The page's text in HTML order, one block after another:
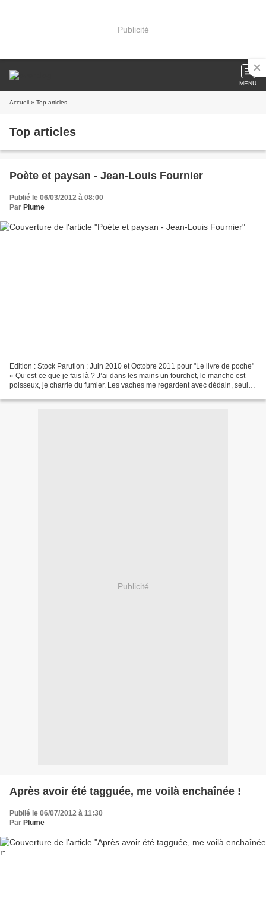
Publicité
MENU
Accueil » Top articles
Top articles
Poète et paysan - Jean-Louis Fournier
Publié le 06/03/2012 à 08:00
Par Plume
Edition : Stock Parution : Juin 2010 et Octobre 2011 pour "Le livre de poche"
« Qu’est-ce que je fais là ? J’ai dans les mains un fourchet, le manche est
poisseux, je charrie du fumier. Les vaches me regardent avec dédain, seul le
Publicité
Après avoir été tagguée, me voilà enchaînée !
Publié le 06/07/2012 à 11:30
Par Plume